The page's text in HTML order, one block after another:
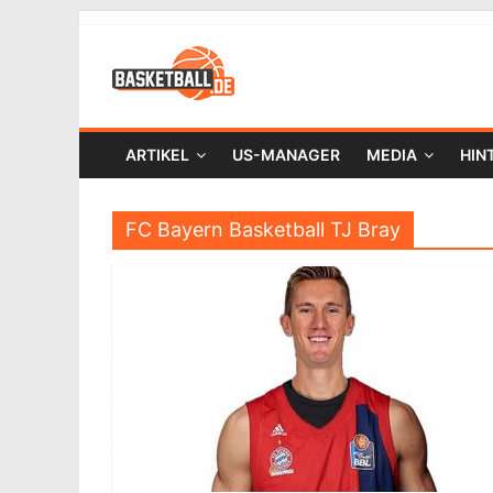
ARTIKEL US-MANAGER MEDIA
FC Bayern Basketball TJ Bray